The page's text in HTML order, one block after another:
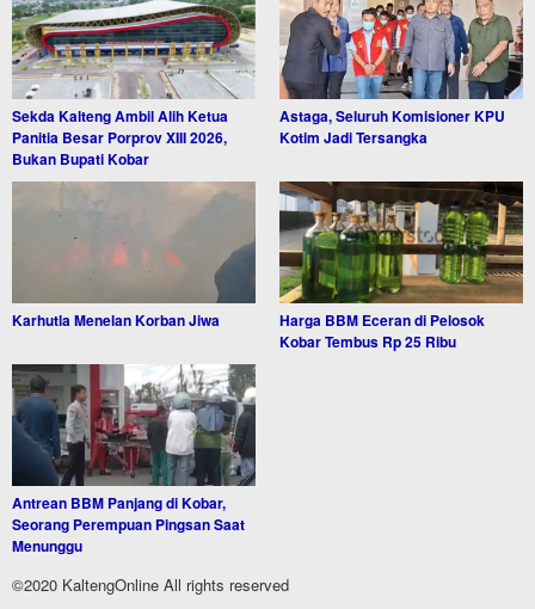
Sekda Kalteng Ambil Alih Ketua
Panitia Besar Porprov XIII 2026,
Bukan Bupati Kobar
Astaga, Seluruh Komisioner KPU
Kotim Jadi Tersangka
Karhutla Menelan Korban Jiwa
Harga BBM Eceran di Pelosok
Kobar Tembus Rp 25 Ribu
Antrean BBM Panjang di Kobar,
Seorang Perempuan Pingsan Saat
Menunggu
©2020 KaltengOnline All rights reserved